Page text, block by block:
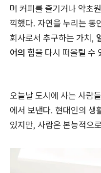
며 커피를 즐기거나 약초
끽했다. 자연을 누리는 동
회사로서 추구하는 가치,
어의 힘을 다시 떠올릴 수
오늘날 도시에 사는 사람
에서 보낸다. 현대인의 생
있지만, 사람은 본능적으